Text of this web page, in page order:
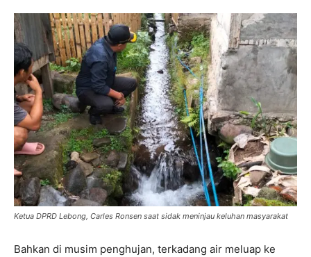
Ketua DPRD Lebong, Carles Ronsen saat sidak meninjau keluhan masyarakat
Bahkan di musim penghujan, terkadang air meluap ke